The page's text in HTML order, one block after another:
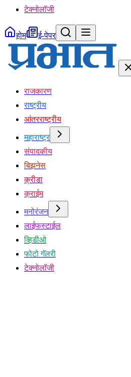
टेक्नोलॉजी
होम ई-पेपर
राजकारण
राष्ट्रीय
आंतरराष्ट्रीय
महाराष्ट्र
संपादकीय
बिझनेस
क्रीडा
क्राईम
मनोरंजन
लाईफस्टाईल
व्हिडीओ
फोटो गॅलरी
टेक्नोलॉजी